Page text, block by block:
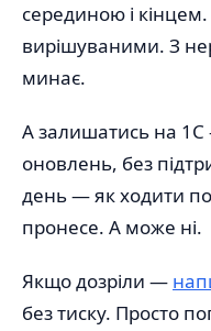
серединою і
вирішуваними. З
минає.
А залишатись на 1С
оновлень, без
день — як ходити
пронесе. А може ні.
Якщо дозріли —
без тиску. Просто